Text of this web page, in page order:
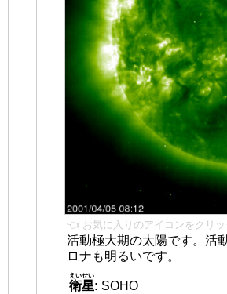
👈 お気に入りのアイコンをクリッ
活動極大期の太陽です。活
ロナも明るいです。
衛星
えいせい
: SOHO